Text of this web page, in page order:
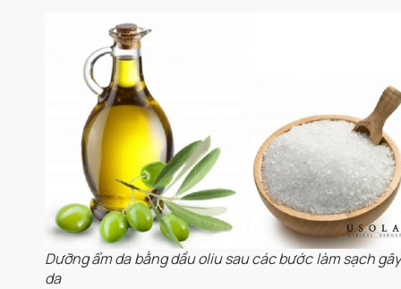
Dưỡng ẩm da bằng dầu oliu sau các bước làm sạch
da